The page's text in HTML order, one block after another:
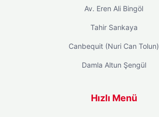
Av. Eren Ali Bingöl
Tahir Sarıkaya
Canbequit (Nuri Can Tolun)
Damla Altun Şengül
Hızlı Menü